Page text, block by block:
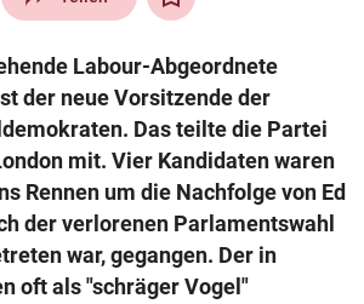
& Co KG 2026
Labour-Abgeordnete
der neue Vorsitzende der
Das teilte die Partei
mit. Vier Kandidaten waren
Rennen um die Nachfolge von Ed
der verlorenen Parlamentswahl
war, gegangen. Der in
oft als "schräger Vogel"